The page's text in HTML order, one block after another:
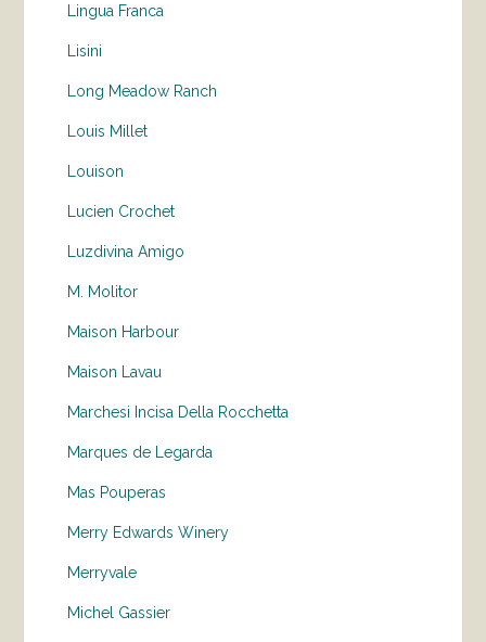
Lingua Franca
Lisini
Long Meadow Ranch
Louis Millet
Louison
Lucien Crochet
Luzdivina Amigo
M. Molitor
Maison Harbour
Maison Lavau
Marchesi Incisa Della Rocchetta
Marques de Legarda
Mas Pouperas
Merry Edwards Winery
Merryvale
Michel Gassier